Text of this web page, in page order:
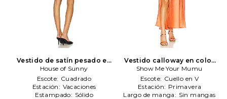
Vestido de satín pesado en
color negro House of Sunny
House of Sunny
Escote: Cuadrado
Estación: Vacaciones
Estampado: Sólido
Vestido calloway en color
mandareN/A Show Me Your
Mumu
Show Me Your Mumu
Escote: Cuello en V
Estación: Primavera
Largo de manga: Sin mangas